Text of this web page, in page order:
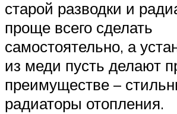
старой разводки и
проще всего сделать
самостоятельно, а
из меди пусть делают
преимуществе –
радиаторы отопления.